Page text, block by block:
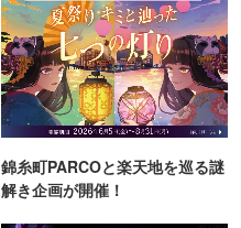
錦糸町PARCOと楽天地を巡る謎
解き企画が開催！